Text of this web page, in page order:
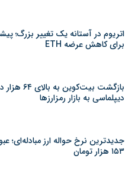
اتریوم در آستانه یک تغییر بزرگ؛
برای کاهش عرضه ETH
بازگشت بیت‌کوین
دیپلماسی به بازار رمزارزها
جدیدترین نرخ حواله ارز مبادله‌ای؛
۱۵۳ هزار تومان